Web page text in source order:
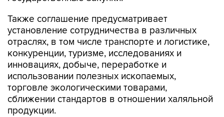
Также соглашение предусматривает
установление сотрудничества в различных
отраслях, в том числе транспорте и логистике,
конкуренции, туризме, исследованиях и
инновациях, добыче, переработке и
использовании полезных ископаемых,
торговле экологическими товарами,
сближении стандартов в отношении халяльной
продукции.